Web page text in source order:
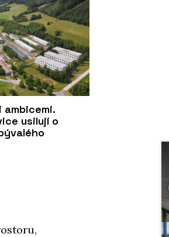
ambicemi.
usilují o